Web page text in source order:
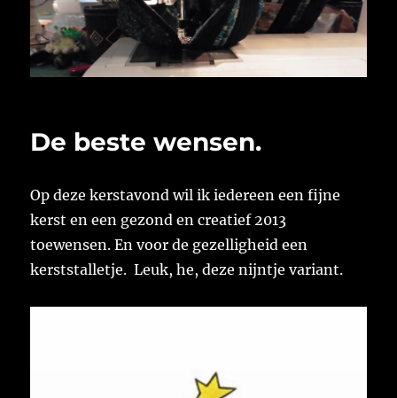
De beste wensen.
Op deze kerstavond wil ik iedereen een fijne
kerst en een gezond en creatief 2013
toewensen. En voor de gezelligheid een
kerststalletje. Leuk, he, deze nijntje variant.